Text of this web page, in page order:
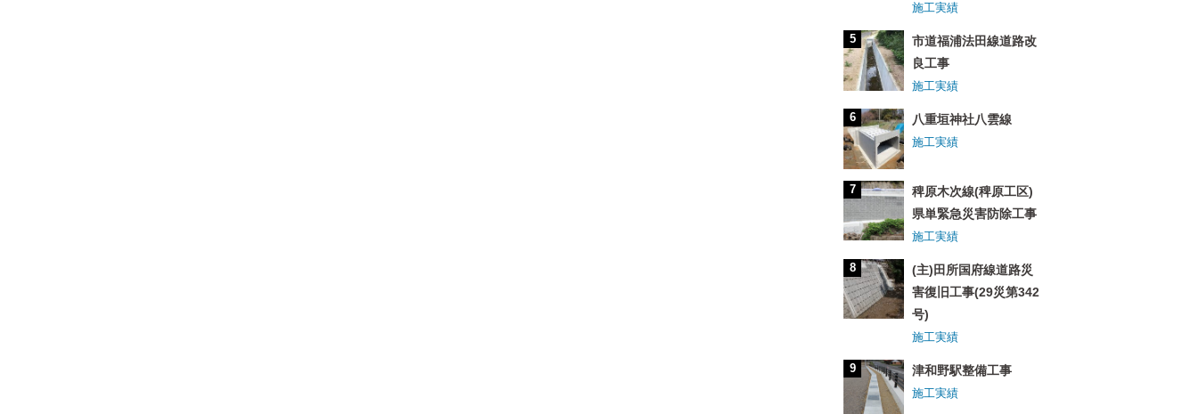
施工実績
市道福浦法田線道路改
良工事
施工実績
八重垣神社八雲線
施工実績
稗原木次線(稗原工区)
県単緊急災害防除工事
施工実績
(主)田所国府線道路災
害復旧工事(29災第342
号)
施工実績
津和野駅整備工事
施工実績